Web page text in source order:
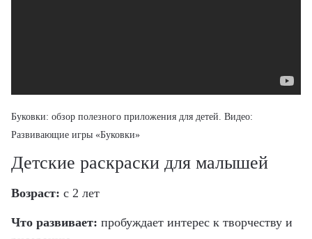
Буковки: обзор полезного приложения для детей . Видео:
Развивающие игры «Буковки»
Детские раскраски для малышей
Возраст: с 2 лет
Что развивает: пробуждает интерес к творчеству и